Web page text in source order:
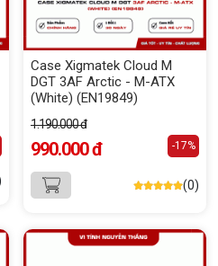
Case Xigmatek Cloud M
DGT 3AF Arctic - M-ATX
(White) (EN19849)
1.190.000 đ
990.000 đ -17%
(0)